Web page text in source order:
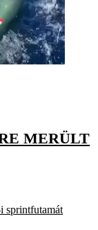
MERÜLT
sprintfutamát